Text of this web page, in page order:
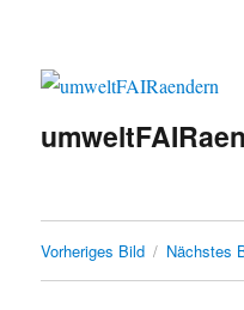
Vorheriges Bild Nächstes